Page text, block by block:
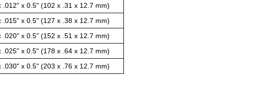
x 0.5" (102 x .31 x 12.7 mm)
x 0.5" (127 x .38 x 12.7 mm)
x 0.5" (152 x .51 x 12.7 mm)
x 0.5" (178 x .64 x 12.7 mm)
x 0.5" (203 x .76 x 12.7 mm)